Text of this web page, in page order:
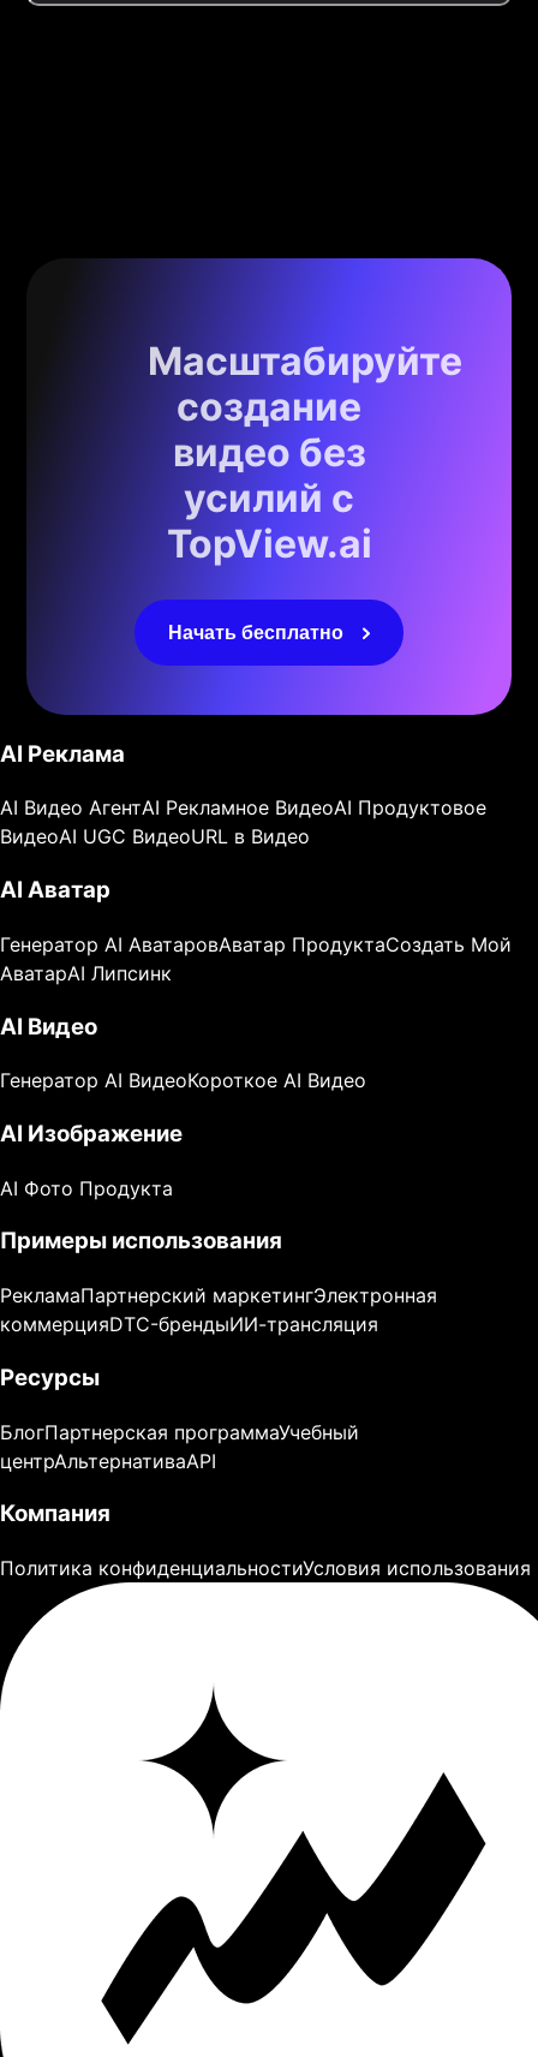
Масштабируйте
создание
видео без
усилий с
TopView.ai
Начать бесплатно
AI Реклама
AI Видео АгентAI Рекламное ВидеоAI Продуктовое
ВидеоAI UGC ВидеоURL в Видео
AI Аватар
Генератор AI АватаровАватар ПродуктаСоздать Мой
АватарAI Липсинк
AI Видео
Генератор AI ВидеоКороткое AI Видео
AI Изображение
AI Фото Продукта
Примеры использования
РекламаПартнерский маркетингЭлектронная
коммерцияDTC-брендыИИ-трансляция
Ресурсы
БлогПартнерская программаУчебный
центрАльтернативаAPI
Компания
Политика конфиденциальностиУсловия использования